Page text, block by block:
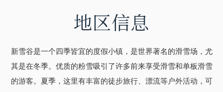
地区信息
新雪谷是一个四季皆宜的度假小镇，是世界著名的滑雪场，尤
其是在冬季。优质的粉雪吸引了许多前来享受滑雪和单板滑雪
的游客。夏季，这里有丰富的徒步旅行、漂流等户外活动，可